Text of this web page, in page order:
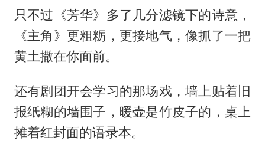
只不过《芳华》多了几分滤镜下的诗意，
《主角》更粗粝，更接地气，像抓了一把
黄土撒在你面前。
还有剧团开会学习的那场戏，墙上贴着旧
报纸糊的墙围子，暖壶是竹皮子的，桌上
摊着红封面的语录本。